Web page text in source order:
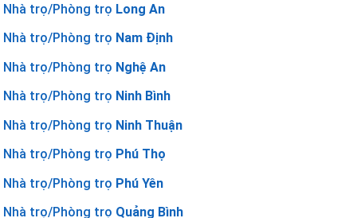
Nhà trọ/Phòng trọ Long An
Nhà trọ/Phòng trọ Nam Định
Nhà trọ/Phòng trọ Nghệ An
Nhà trọ/Phòng trọ Ninh Bình
Nhà trọ/Phòng trọ Ninh Thuận
Nhà trọ/Phòng trọ Phú Thọ
Nhà trọ/Phòng trọ Phú Yên
Nhà trọ/Phòng trọ Quảng Bình